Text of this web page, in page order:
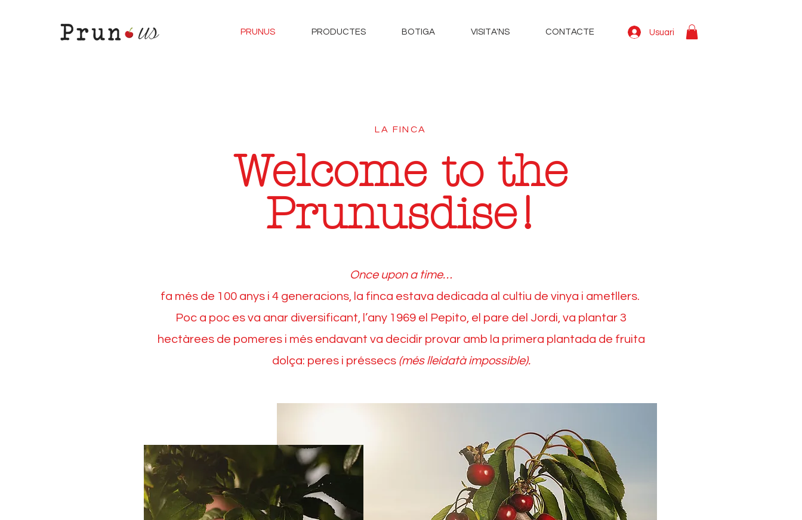
PRUNUS PRODUCTES BOTIGA VISITA'NS CONTACTE Usuari
LA FINCA
Welcome to the
Prunusdise!
Once upon a time…
fa més de 100 anys i 4 generacions, la finca estava dedicada al cultiu de vinya i ametllers.
Poc a poc es va anar diversificant, l’any 1969 el Pepito, el pare del Jordi, va plantar 3
hectàrees de pomeres i més endavant va decidir provar amb la primera plantada de fruita
dolça: peres i préssecs (més lleidatà impossible).